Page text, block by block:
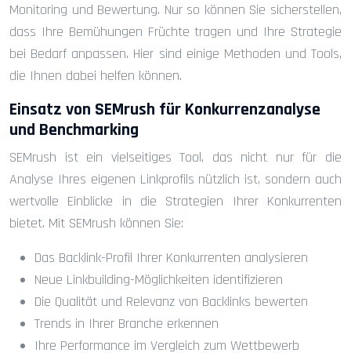
Monitoring und Bewertung. Nur so können Sie sicherstellen,
dass Ihre Bemühungen Früchte tragen und Ihre Strategie
bei Bedarf anpassen. Hier sind einige Methoden und Tools,
die Ihnen dabei helfen können.
Einsatz von SEMrush für Konkurrenzanalyse
und Benchmarking
SEMrush ist ein vielseitiges Tool, das nicht nur für die
Analyse Ihres eigenen Linkprofils nützlich ist, sondern auch
wertvolle Einblicke in die Strategien Ihrer Konkurrenten
bietet. Mit SEMrush können Sie:
Das Backlink-Profil Ihrer Konkurrenten analysieren
Neue Linkbuilding-Möglichkeiten identifizieren
Die Qualität und Relevanz von Backlinks bewerten
Trends in Ihrer Branche erkennen
Ihre Performance im Vergleich zum Wettbewerb